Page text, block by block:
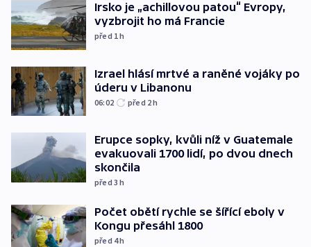
Irsko je „achillovou patou“ Evropy,
vyzbrojit ho má Francie
před 1h
Izrael hlásí mrtvé a raněné vojáky po
úderu v Libanonu
06:02 před 2h
Erupce sopky, kvůli níž v Guatemale
evakuovali 1700 lidí, po dvou dnech
skončila
před 3h
Počet obětí rychle se šířící eboly v
Kongu přesáhl 1800
před 4h